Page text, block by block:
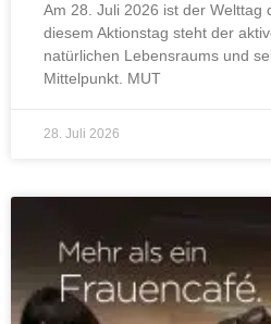
Am 28. Juli 2026 ist der Welttag
diesem Aktionstag steht der
natürlichen Lebensraums und
Mittelpunkt. MUT
28. Juli 2026